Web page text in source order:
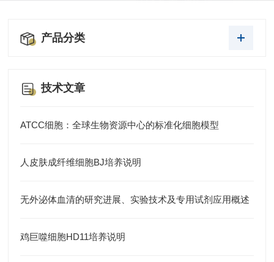
产品分类
技术文章
ATCC细胞：全球生物资源中心的标准化细胞模型
人皮肤成纤维细胞BJ培养说明
无外泌体血清的研究进展、实验技术及专用试剂应用概述
鸡巨噬细胞HD11培养说明